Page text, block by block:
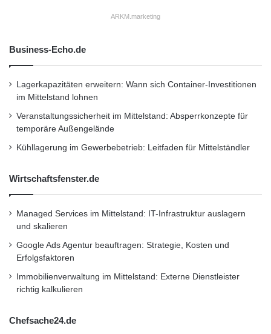
ARKM.marketing
Business-Echo.de
Lagerkapazitäten erweitern: Wann sich Container-Investitionen
im Mittelstand lohnen
Veranstaltungssicherheit im Mittelstand: Absperrkonzepte für
temporäre Außengelände
Kühllagerung im Gewerbebetrieb: Leitfaden für Mittelständler
Wirtschaftsfenster.de
Managed Services im Mittelstand: IT-Infrastruktur auslagern
und skalieren
Google Ads Agentur beauftragen: Strategie, Kosten und
Erfolgsfaktoren
Immobilienverwaltung im Mittelstand: Externe Dienstleister
richtig kalkulieren
Chefsache24.de